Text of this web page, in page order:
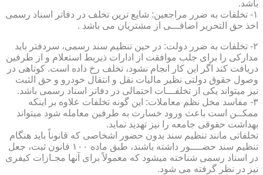
باشد.
۱- تخلفات به ضرر مراجعین: شایع ترین تخلف در دفاتر اسناد رسمی
اخذ حق التحریر اضافـــی از مشتریان می باشد .
۲- تخلفات به ضرر دولت: در حین تنظیم سند رسمی، سردفتر باید
مدارکی را برای جلب موافقت از ادارات ذیربط استعلام و از طرفین
دریافت کند اگر این کار انجام نشود، تخلف رخ داده است. کوتاهی در
وصول حقوق دولتی نظیر مالیات نقل و انتقال خودرو و حق الثبت
نیز میتواند یکی از تخلفـــات احتمالی در دفاتر اسناد رسمی باشد.
۳- مفاسد مخل نظم معاملات: این گونه تخلفات علاوه بر اینکه
ممکــن است باعث ورود خسارت به طرفین معامله شود میتواند
بهداشت حقوقی جامعه را نیز تهدید نماید.
تخلفاتی مانند تنظیم سند بدون حضور اشخاصی که قانوناً باید هنگام
تنظیم سند حضــــور داشته باشند، طبق ماده ۱۰۰ قانون ثبت، جعل
در اسناد رسمی شناخته میشود که معمولاً برای آنها مجـازات کیفری
نیز در نظر گرفته می شود.